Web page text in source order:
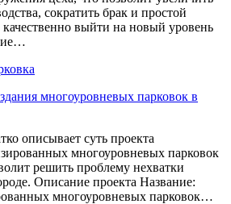
сократить брак и простой
качественно выйти на новый уровень
многоуровневых парковок в
описывает суть проекта
многоуровневых парковок
решить проблему нехватки
Описание проекта Название:
многоуровневых парковок…